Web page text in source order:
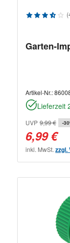
Garten-
Artikel-Nr.:
Lieferzeit
UVP 9,99 € -
6,99 €
inkl. MwSt. zzgl.